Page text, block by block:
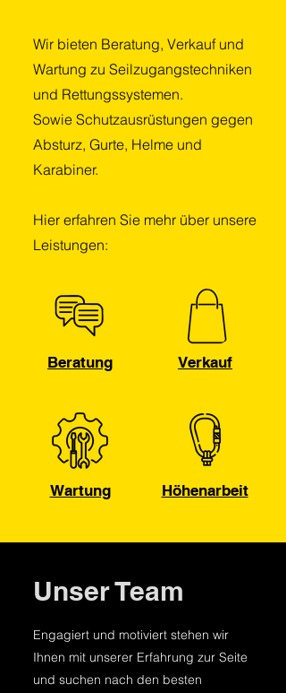
Wir bieten Beratung, Verkauf und
Wartung zu Seilzugangstechniken
und Rettungssystemen.
Sowie Schutzausrüstungen gegen
Absturz, Gurte, Helme und
Karabiner.
Hier erfahren Sie mehr über unsere
Leistungen:
Beratung
Wartung
Verkauf
Höhenarbeit
Unser Team
Engagiert und motiviert stehen wir
Ihnen mit unserer Erfahrung zur Seite
und suchen nach den besten